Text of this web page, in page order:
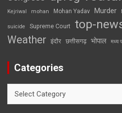
Kejriwal mohan Mohan Yadav Murder
suicide Supreme Court top-
Weather इंदौर छत्तीसगढ़ भोपाल मध्य
Categories